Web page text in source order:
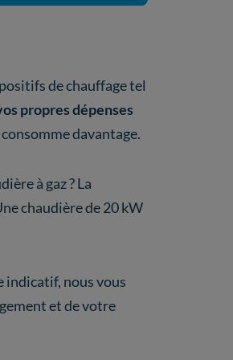
de chauffage tel
propres dépenses
davantage.
à gaz ? La
chaudière de 20 kW
indicatif, nous vous
et de votre